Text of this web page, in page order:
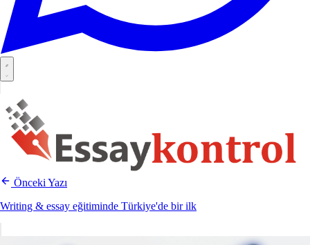
Önceki Yazı
Writing & essay eğitiminde Türkiye'de bir ilk